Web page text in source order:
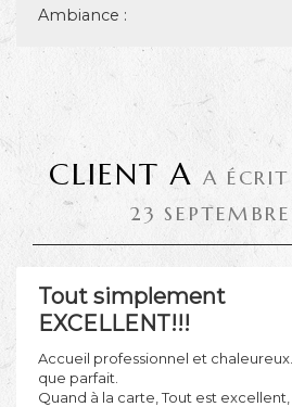
Ambiance :
CLIENT A A
23
Tout simplement
EXCELLENT!!!
Accueil professionnel et
que parfait.
Quand à la carte, Tout est excellent,